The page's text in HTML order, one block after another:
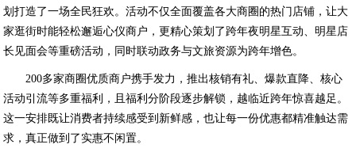
划打造了一场全民狂欢。活动不仅全面覆盖各大商圈的热门店铺，让大
家逛街时能轻松邂逅心仪商户，更精心策划了跨年夜明星互动、明星店
长见面会等重磅活动，同时联动政务与文旅资源为跨年增色。
200多家商圈优质商户携手发力，推出核销有礼、爆款直降、核心
活动引流等多重福利，且福利分阶段逐步解锁，越临近跨年惊喜越足。
这一安排既让消费者持续感受到新鲜感，也让每一份优惠都精准触达需
求，真正做到了实惠不闲置。